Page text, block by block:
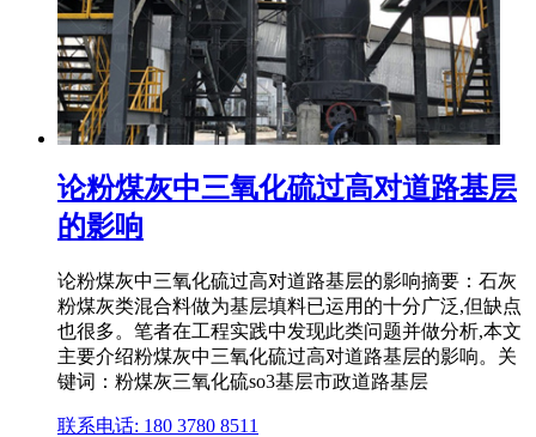
论粉煤灰中三氧化硫过高对道路基层
的影响
论粉煤灰中三氧化硫过高对道路基层的影响摘要：石灰
粉煤灰类混合料做为基层填料已运用的十分广泛,但缺点
也很多。笔者在工程实践中发现此类问题并做分析,本文
主要介绍粉煤灰中三氧化硫过高对道路基层的影响。关
键词：粉煤灰三氧化硫so3基层市政道路基层
联系电话: 180 3780 8511